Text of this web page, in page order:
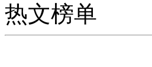
热文榜单